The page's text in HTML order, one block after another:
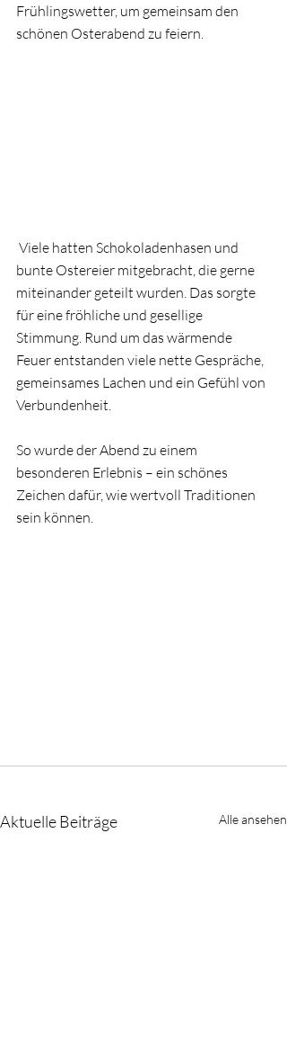
Frühlingswetter, um gemeinsam den
schönen Osterabend zu feiern.
Viele hatten Schokoladenhasen und
bunte Ostereier mitgebracht, die gerne
miteinander geteilt wurden. Das sorgte
für eine fröhliche und gesellige
Stimmung. Rund um das wärmende
Feuer entstanden viele nette Gespräche,
gemeinsames Lachen und ein Gefühl von
Verbundenheit.
So wurde der Abend zu einem
besonderen Erlebnis – ein schönes
Zeichen dafür, wie wertvoll Traditionen
sein können.
Aktuelle Beiträge Alle ansehen